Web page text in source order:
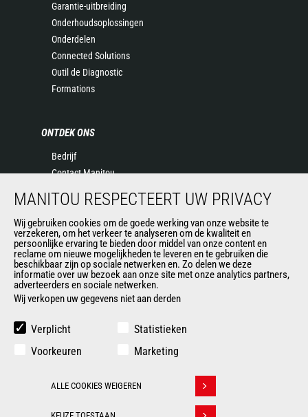
Garantie-uitbreiding
Onderhoudsoplossingen
Onderdelen
Connected Solutions
Outil de Diagnostic
Formations
ONTDEK ONS
Bedrijf
Contact Manitou
Evenementen
Nieuws
Geschiedenis
General Terms and Conditions of Sale
ANDERE GROEPSSITES
Manitou Group
Used Manitou Machines
Gehl
MANITOU RESPECTEERT UW PRIVACY
Wij gebruiken cookies om de goede werking van onze website te
verzekeren, om het verkeer te analyseren om de kwaliteit en
persoonlijke ervaring te bieden door middel van onze content en
reclame om nieuwe mogelijkheden te leveren en te gebruiken die
beschikbaar zijn op sociale netwerken en. Zo delen we deze
informatie over uw bezoek aan onze site met onze analytics partners,
adverteerders en sociale netwerken.
Wij verkopen uw gegevens niet aan derden
Verplicht
Statistieken
Voorkeuren
Marketing
ALLE COOKIES WEIGEREN